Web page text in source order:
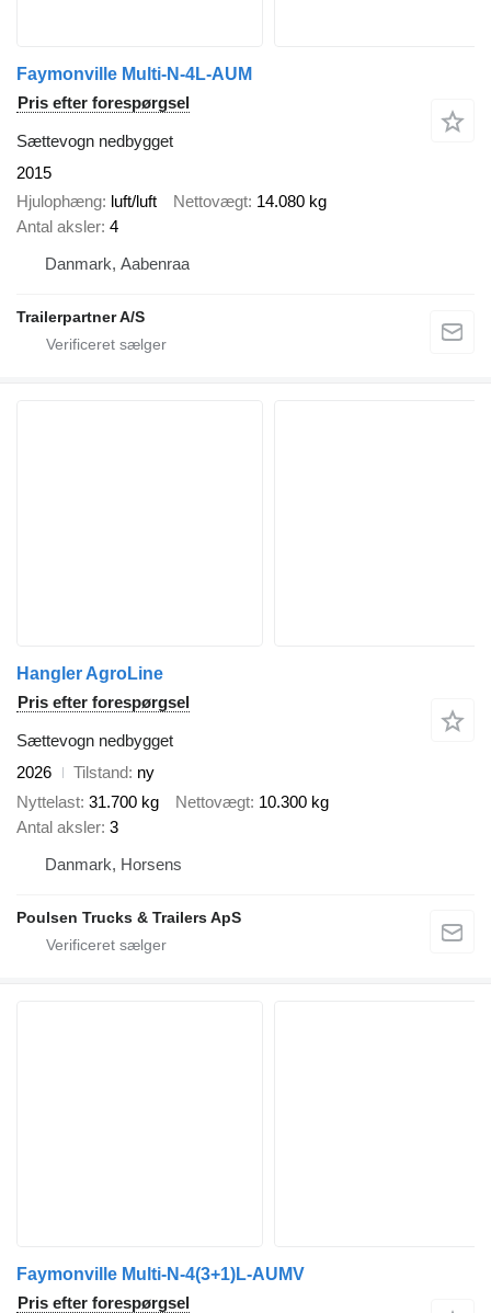
Faymonville Multi-N-4L-AUM
Pris efter forespørgsel
Sættevogn nedbygget
2015
Hjulophæng luft/luft Nettovægt 14.080 kg
Antal aksler 4
Danmark, Aabenraa
Trailerpartner A/S
Hangler AgroLine
Pris efter forespørgsel
Sættevogn nedbygget
2026
Tilstand ny
Nyttelast 31.700 kg Nettovægt 10.300 kg
Antal aksler 3
Danmark, Horsens
Poulsen Trucks & Trailers ApS
Faymonville Multi-N-4(3+1)L-AUMV
Pris efter forespørgsel